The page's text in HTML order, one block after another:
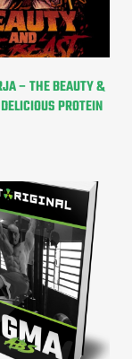
– THE BEAUTY &
PROTEIN